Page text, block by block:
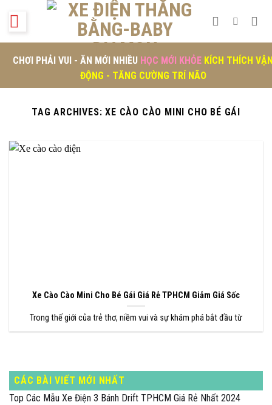
CHƠI PHẢI VUI - ĂN MỚI NHIỀU HỌC MỚI KHỎE KÍCH THÍCH
ĐỘNG - TĂNG CƯỜNG TRÍ NÃO
TAG ARCHIVES:XE CÀO CÀO MINI CHO BÉ GÁI
Xe Cào Cào Mini Cho Bé Gái Giá Rẻ TPHCM Giảm Giá Sốc
Trong thế giới của trẻ thơ, niềm vui và sự khám phá bắt đầu từ
CÁC BÀI VIẾT MỚI NHẤT
Top Các Mẫu Xe Điện 3 Bánh Drift TPHCM Giá Rẻ Nhất 2024